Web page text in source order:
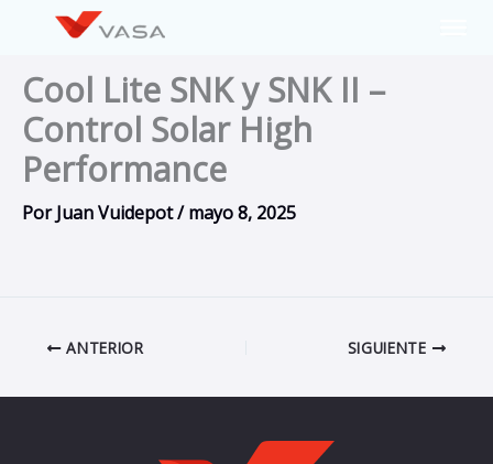
contenido
Cool Lite SNK y SNK II –
Control Solar High
Performance
PorJuan Vuidepot/mayo 8, 2025
ANTERIOR SIGUIENTE